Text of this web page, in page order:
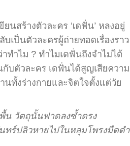
นสร้างตัวละคร ‘เดฟั่น’ หลงอยู่
เป็นตัวละครผู้ถ่ายทอดเรื่องราว
ทำไม ? ทำไมเดฟั่นถึงจำไม่ได้
บตัวละคร เดฟั่นได้สูญเสียความ
นทั้งร่างกายและจิตใจตั้งแต่วัย
น วัตถุนั้นฟาดลงซ้ำตรง
ทร์ปลิวหายไปในหลุมโพรงมืดดำ